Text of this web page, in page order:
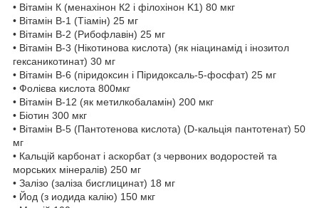
• Вітамін К (менахінон К2 і філохінон K1) 80 мкг
• Вітамін B-1 (Тіамін) 25 мг
• Вітамін B-2 (Рибофлавін) 25 мг
• Вітамін B-3 (Нікотинова кислота) (як ніацинамід і інозитол
гексаникотинат) 30 мг
• Вітамін B-6 (піридоксин і Піридоксаль-5-фосфат) 25 мг
• Фолієва кислота 800мкг
• Вітамін B-12 (як метилкобаламін) 200 мкг
• Біотин 300 мкг
• Вітамін В-5 (Пантотенова кислота) (D-кальція пантотенат) 50
мг
• Кальцій карбонат і аскорбат (з червоних водоростей та
морських мінералів) 250 мг
• Залізо (заліза бисглицинат) 18 мг
• Йод (з иодида калію) 150 мкг